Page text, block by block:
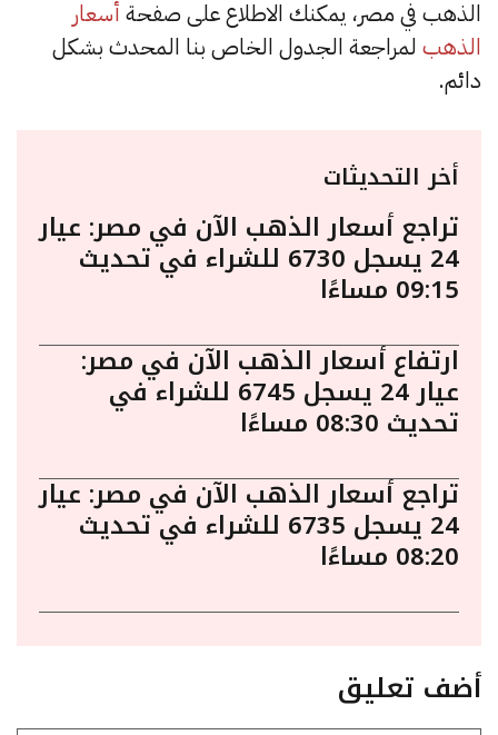
الذهب في مصر، يمكنك الاطلاع على صفحة أسعار
الذهب لمراجعة الجدول الخاص بنا المحدث بشكل
دائم.
أخر التحديثات
تراجع أسعار الذهب الآن في مصر: عيار
24 يسجل 6730 للشراء في تحديث
09:15 مساءًا
ارتفاع أسعار الذهب الآن في مصر:
عيار 24 يسجل 6745 للشراء في
تحديث 08:30 مساءًا
تراجع أسعار الذهب الآن في مصر: عيار
24 يسجل 6735 للشراء في تحديث
08:20 مساءًا
أضف تعليق